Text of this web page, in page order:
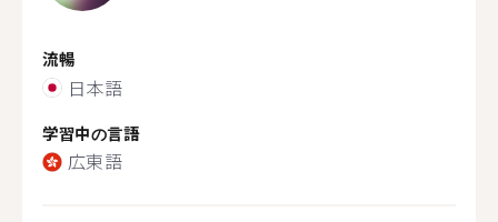
流暢
日本語
学習中の言語
広東語